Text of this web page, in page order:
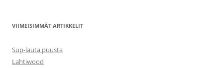
VIIMEISIMMÄT ARTIKKELIT
Sup-lauta puusta
Lahtiwood